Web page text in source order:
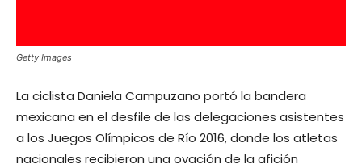
Getty Images
La ciclista Daniela Campuzano portó la bandera
mexicana en el desfile de las delegaciones asistentes
a los Juegos Olímpicos de Río 2016, donde los atletas
nacionales recibieron una ovación de la afición